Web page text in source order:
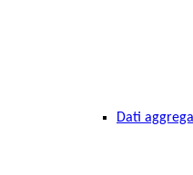
Dati